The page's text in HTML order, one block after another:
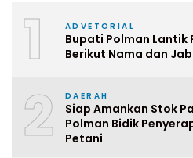
1 ADVETORIAL
Bupati Polman Lantik
Berikut Nama dan
2 DAERAH
Siap Amankan Stok
Polman Bidik
Petani